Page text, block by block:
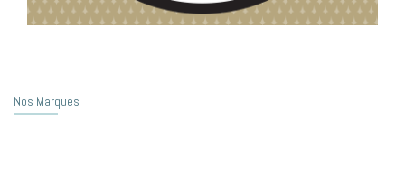
Nos Marques